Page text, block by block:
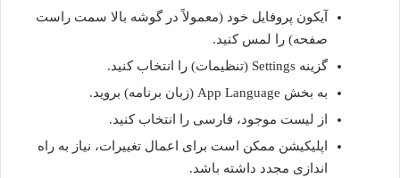
آیکون پروفایل خود (معمولاً در گوشه بالا سمت راست
صفحه) را لمس کنید.
گزینه Settings (تنظیمات) را انتخاب کنید.
به بخش App Language (زبان برنامه) بروید.
از لیست موجود، فارسی را انتخاب کنید.
اپلیکیشن ممکن است برای اعمال تغییرات، نیاز به راه
اندازی مجدد داشته باشد.